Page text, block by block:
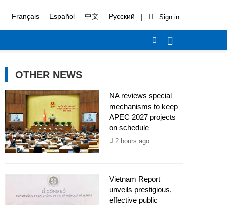
Français Español 中文 Русский |
OTHER NEWS
NA reviews special
mechanisms to keep
APEC 2027 projects
on schedule
2 hours ago
Vietnam Report
unveils prestigious,
effective public